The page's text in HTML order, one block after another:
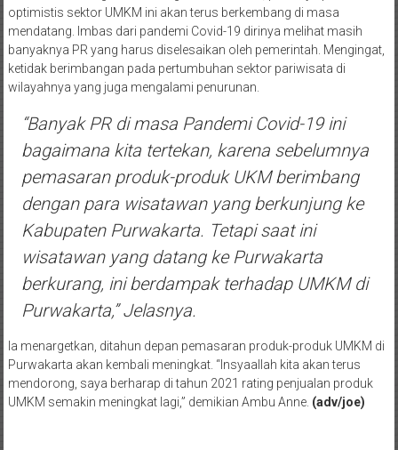
optimistis sektor UMKM ini akan terus berkembang di masa
mendatang. Imbas dari pandemi Covid-19 dirinya melihat masih
banyaknya PR yang harus diselesaikan oleh pemerintah. Mengingat,
ketidak berimbangan pada pertumbuhan sektor pariwisata di
wilayahnya yang juga mengalami penurunan.
“Banyak PR di masa Pandemi Covid-19 ini
bagaimana kita tertekan, karena sebelumnya
pemasaran produk-produk UKM berimbang
dengan para wisatawan yang berkunjung ke
Kabupaten Purwakarta. Tetapi saat ini
wisatawan yang datang ke Purwakarta
berkurang, ini berdampak terhadap UMKM di
Purwakarta,” Jelasnya.
Ia menargetkan, ditahun depan pemasaran produk-produk UMKM di
Purwakarta akan kembali meningkat. “Insyaallah kita akan terus
mendorong, saya berharap di tahun 2021 rating penjualan produk
UMKM semakin meningkat lagi,” demikian Ambu Anne. (adv/joe)